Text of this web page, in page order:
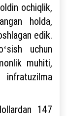
ochiqlik,
holda,
edik.
uchun
muhiti,
147